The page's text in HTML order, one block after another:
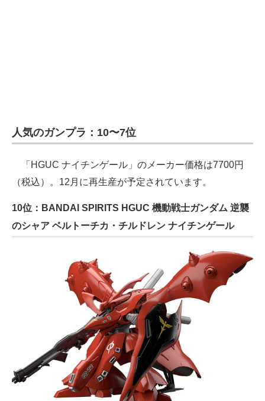
人気のガンプラ：10〜7位
「HGUC ナイチンゲール」のメーカー価格は7700円
（税込）。12月に再生産が予定されています。
10位：BANDAI SPIRITS HGUC 機動戦士ガンダム 逆襲
のシャア ベルトーチカ・チルドレン ナイチンゲール